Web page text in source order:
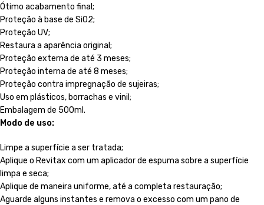
Ótimo acabamento final;
Proteção à base de SiO2;
Proteção UV;
Restaura a aparência original;
Proteção externa de até 3 meses;
Proteção interna de até 8 meses;
Proteção contra impregnação de sujeiras;
Uso em plásticos, borrachas e vinil;
Embalagem de 500ml.
Modo de uso:
Limpe a superfície a ser tratada;
Aplique o Revitax com um aplicador de espuma sobre a superfície
limpa e seca;
Aplique de maneira uniforme, até a completa restauração;
Aguarde alguns instantes e remova o excesso com um pano de